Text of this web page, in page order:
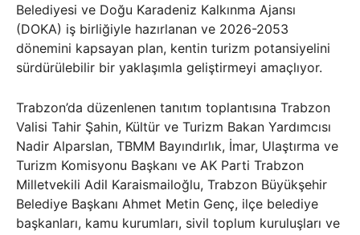
Belediyesi ve Doğu Karadeniz Kalkınma Ajansı
(DOKA) iş birliğiyle hazırlanan ve 2026-2053
dönemini kapsayan plan, kentin turizm potansiyelini
sürdürülebilir bir yaklaşımla geliştirmeyi amaçlıyor.
Trabzon’da düzenlenen tanıtım toplantısına Trabzon
Valisi Tahir Şahin, Kültür ve Turizm Bakan Yardımcısı
Nadir Alparslan, TBMM Bayındırlık, İmar, Ulaştırma ve
Turizm Komisyonu Başkanı ve AK Parti Trabzon
Milletvekili Adil Karaismailoğlu, Trabzon Büyükşehir
Belediye Başkanı Ahmet Metin Genç, ilçe belediye
başkanları, kamu kurumları, sivil toplum kuruluşları ve